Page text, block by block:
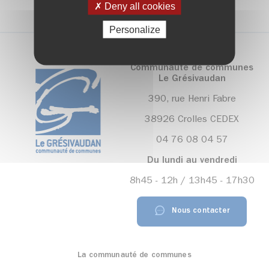
Deny all cookies
Personalize
Communauté de communes
Le Grésivaudan
390, rue Henri Fabre
38926 Crolles CEDEX
04 76 08 04 57
Du lundi au vendredi
8h45 - 12h / 13h45 - 17h30
Nous contacter
La communauté de communes